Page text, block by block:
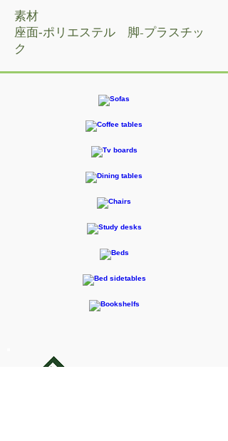
素材
座面‐ポリエステル 脚-プラスチッ
ク